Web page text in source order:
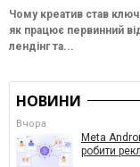
Чому креатив став
як працює первинний
лендінг та...
НОВИНИ
Вчора
Meta
робити